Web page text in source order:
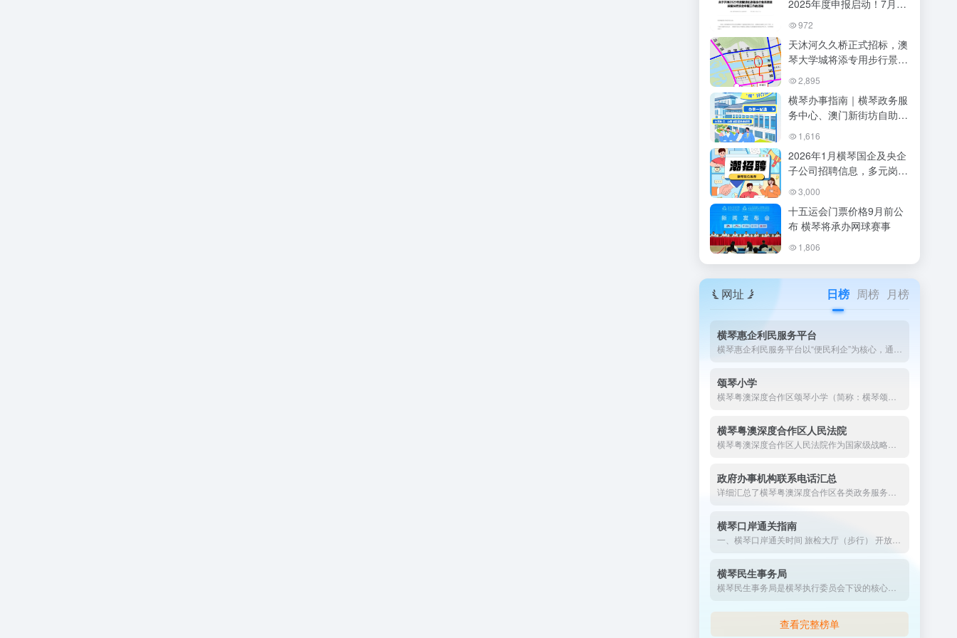
2025年度申报启动！7月6
日至8月5日抓紧办理
972
天沐河久久桥正式招标，澳
琴大学城将添专用步行景观
通道
2,895
横琴办事指南｜横琴政务服
务中心、澳门新街坊自助办
事、人才服务中心全攻略
（2026最新）
1,616
2026年1月横琴国企及央企
子公司招聘信息，多元岗
位，含实习机会
3,000
十五运会门票价格9月前公
布 横琴将承办网球赛事
1,806
网址 日榜 周榜 月榜
横琴惠企利民服务平台
颂琴小学
横琴粤澳深度合作区人民法院
政府办事机构联系电话汇总
横琴口岸通关指南
横琴民生事务局
查看完整榜单